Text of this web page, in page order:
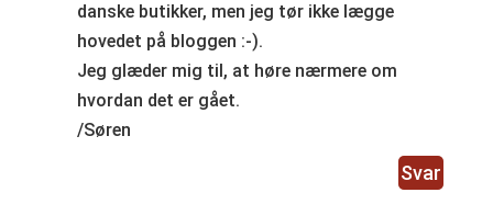
danske butikker, men jeg tør ikke lægge
hovedet på bloggen :-).
Jeg glæder mig til, at høre nærmere om
hvordan det er gået.
/Søren
Svar